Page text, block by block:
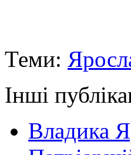
Теми:
Інші
Владика